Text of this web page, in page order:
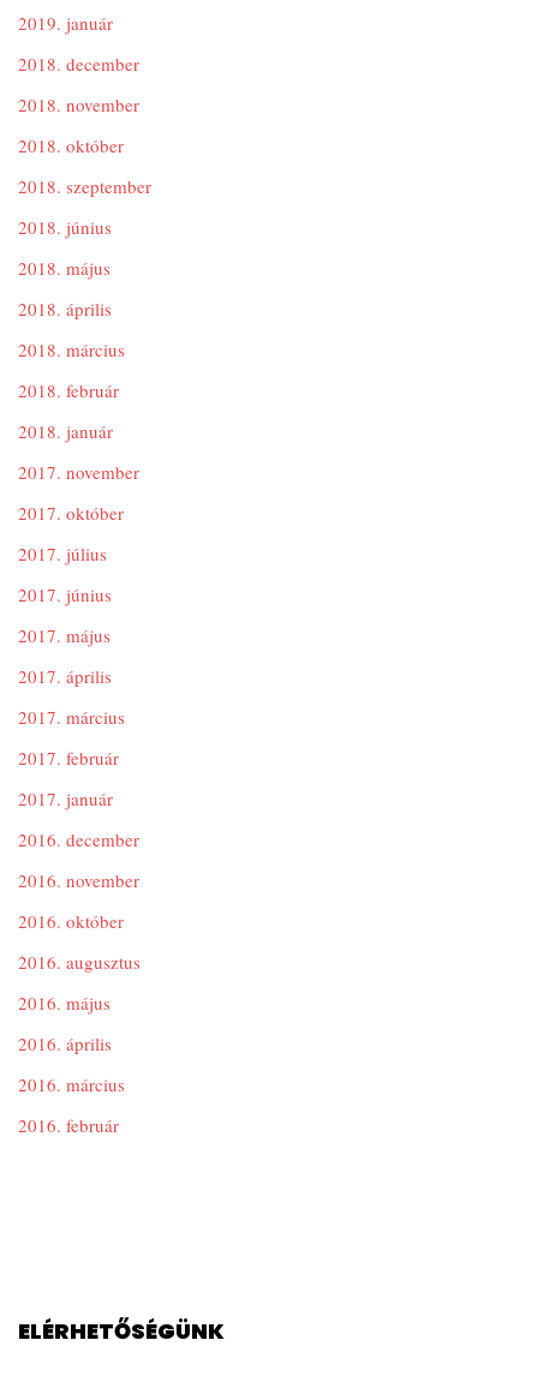
2019. január
2018. december
2018. november
2018. október
2018. szeptember
2018. június
2018. május
2018. április
2018. március
2018. február
2018. január
2017. november
2017. október
2017. július
2017. június
2017. május
2017. április
2017. március
2017. február
2017. január
2016. december
2016. november
2016. október
2016. augusztus
2016. május
2016. április
2016. március
2016. február
ELÉRHETŐSÉGÜNK